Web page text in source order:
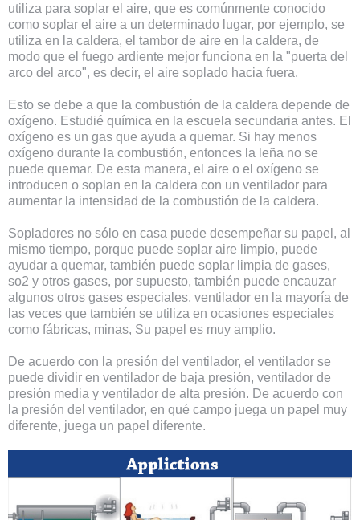
utiliza para soplar el aire, que es comúnmente conocido
como soplar el aire a un determinado lugar, por ejemplo, se
utiliza en la caldera, el tambor de aire en la caldera, de
modo que el fuego ardiente mejor funciona en la "puerta del
arco del arco", es decir, el aire soplado hacia fuera.
Esto se debe a que la combustión de la caldera depende de
oxígeno. Estudié química en la escuela secundaria antes. El
oxígeno es un gas que ayuda a quemar. Si hay menos
oxígeno durante la combustión, entonces la leña no se
puede quemar. De esta manera, el aire o el oxígeno se
introducen o soplan en la caldera con un ventilador para
aumentar la intensidad de la combustión de la caldera.
Sopladores no sólo en casa puede desempeñar su papel, al
mismo tiempo, porque puede soplar aire limpio, puede
ayudar a quemar, también puede soplar limpia de gases,
so2 y otros gases, por supuesto, también puede encauzar
algunos otros gases especiales, ventilador en la mayoría de
las veces que también se utiliza en ocasiones especiales
como fábricas, minas, Su papel es muy amplio.
De acuerdo con la presión del ventilador, el ventilador se
puede dividir en ventilador de baja presión, ventilador de
presión media y ventilador de alta presión. De acuerdo con
la presión del ventilador, en qué campo juega un papel muy
diferente, juega un papel diferente.